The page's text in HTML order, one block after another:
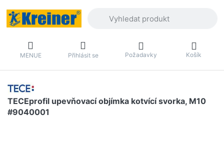
MENUE Přihlásit se Požadavky Košík
TECEprofil upevňovací objímka kotvící svorka, M10
#9040001